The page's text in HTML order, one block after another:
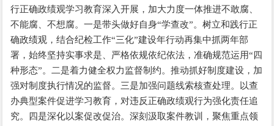
行正确政绩观学习教育深入开展，加大力度一体推进不敢腐、
不能腐、不想腐。一是带头做好自身“学查改”。树立和践行正
确政绩观，结合纪检工作“三化”建设年行动再集中抓两年部
署，始终坚持实事求是、严格依规依纪依法，准确规范运用“四
种形态”。二是着力健全权力监督制约。推动抓好制度建设，加
强对制度执行情况的监督。三是加强问题线索核查处理。以查
办典型案件促进学习教育，对违反正确政绩观行为强化责任追
究。四是深化以案促改促治。深刻汲取案件教训，聚焦重点领